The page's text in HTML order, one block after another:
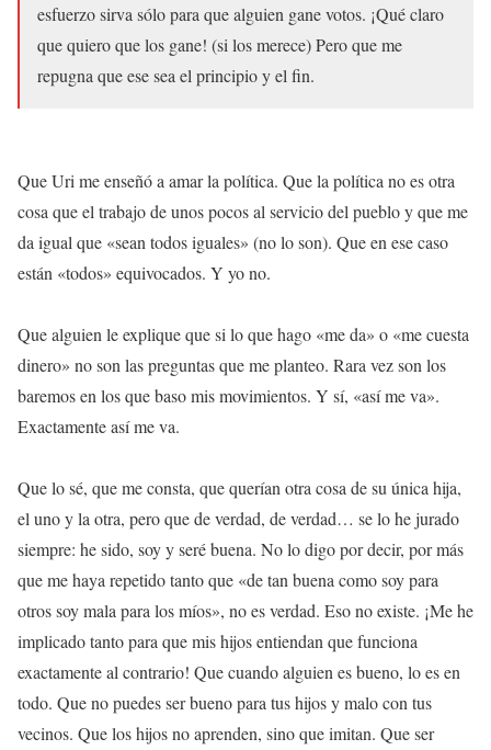
esfuerzo sirva sólo para que alguien gane votos. ¡Qué claro
que quiero que los gane! (si los merece) Pero que me
repugna que ese sea el principio y el fin.
Que Uri me enseñó a amar la política. Que la política no es otra
cosa que el trabajo de unos pocos al servicio del pueblo y que me
da igual que «sean todos iguales» (no lo son). Que en ese caso
están «todos» equivocados. Y yo no.
Que alguien le explique que si lo que hago «me da» o «me cuesta
dinero» no son las preguntas que me planteo. Rara vez son los
baremos en los que baso mis movimientos. Y sí, «así me va».
Exactamente así me va.
Que lo sé, que me consta, que querían otra cosa de su única hija,
el uno y la otra, pero que de verdad, de verdad… se lo he jurado
siempre: he sido, soy y seré buena. No lo digo por decir, por más
que me haya repetido tanto que «de tan buena como soy para
otros soy mala para los míos», no es verdad. Eso no existe. ¡Me he
implicado tanto para que mis hijos entiendan que funciona
exactamente al contrario! Que cuando alguien es bueno, lo es en
todo. Que no puedes ser bueno para tus hijos y malo con tus
vecinos. Que los hijos no aprenden, sino que imitan. Que ser